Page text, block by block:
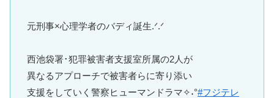
元刑事×心理学者のバディ誕生.ᐟ.ᐟ
西池袋署･犯罪被害者支援室所属の2人が
異なるアプローチで被害者らに寄り添い
支援をしていく警察ヒューマンドラマ✧˖°#フジテレ